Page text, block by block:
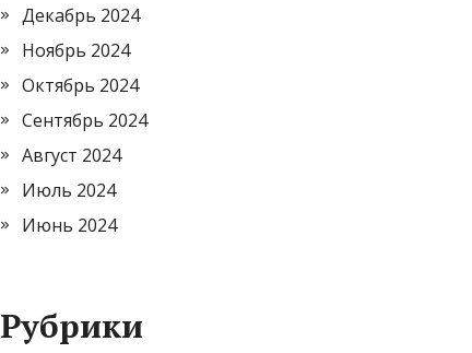
Декабрь 2024
Ноябрь 2024
Октябрь 2024
Сентябрь 2024
Август 2024
Июль 2024
Июнь 2024
Рубрики